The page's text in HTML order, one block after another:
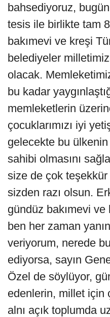
bahsediyoruz, bugün
tesis ile birlikte tam
bakımevi ve kreşi
belediyeler
olacak.
bu kadar
memleketlerin
çocuklarımızı iyi
gelecekte bu
sahibi olmasını
size de çok
sizden razı olsun.
gündüz bakımevi
ben her zaman
veriyorum, nerede
ediyorsa, sayın
Özel de söylüyor,
edenlerin, millet için
alnı açık toplumda